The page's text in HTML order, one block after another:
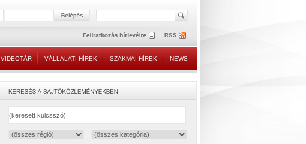
VIDEÓTÁR VÁLLALATI HÍREK SZAKMAI HÍREK NEWS